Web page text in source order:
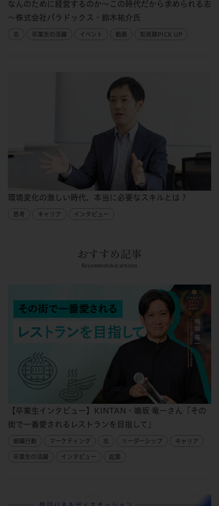
なんのために経営するのか～この時代だから求められる志
～株式会社パラドックス・鈴木祐介氏
志 卒業生の活躍 イベント 動画 知見録PICK UP
環境変化の激しい時代、本当に必要なスキルとは？
思考 キャリア インタビュー
おすすめ記事
Recommended articles
【卒業生インタビュー】KINTAN・鳴坂 竜一さん「その
街で一番愛されるレストランを目指して」
組織行動 マーケティング 志 リーダーシップ キャリア
卒業生の活躍 インタビュー 起業